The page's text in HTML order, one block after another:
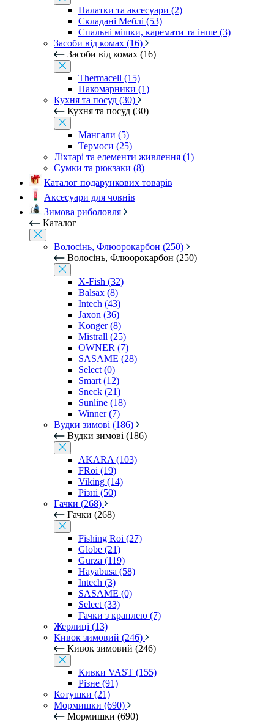
Палатки та аксесуари (2)
Складані Меблі (53)
Спальні мішки, каремати та інше (3)
Засоби від комах (16)
Засоби від комах (16)
Thermacell (15)
Накомарники (1)
Кухня та посуд (30)
Кухня та посуд (30)
Мангали (5)
Термоси (25)
Ліхтарі та елементи живлення (1)
Сумки та рюкзаки (8)
Каталог подарункових товарів
Аксесуари для човнів
Зимова риболовля
Каталог
Волосінь, Флюорокарбон (250)
Волосінь, Флюорокарбон (250)
X-Fish (32)
Balsax (8)
Intech (43)
Jaxon (36)
Konger (8)
Mistrall (25)
OWNER (7)
SASAME (28)
Select (0)
Smart (12)
Sneck (21)
Sunline (18)
Winner (7)
Вудки зимові (186)
Вудки зимові (186)
AKARA (103)
FRoi (19)
Viking (14)
Різні (50)
Гачки (268)
Гачки (268)
Fishing Roi (27)
Globe (21)
Gurza (119)
Hayabusa (58)
Intech (3)
SASAME (0)
Select (33)
Гачки з краплею (7)
Жерлиці (13)
Кивок зимовий (246)
Кивок зимовий (246)
Кивки VAST (155)
Різне (91)
Котушки (21)
Мормишки (690)
Мормишки (690)